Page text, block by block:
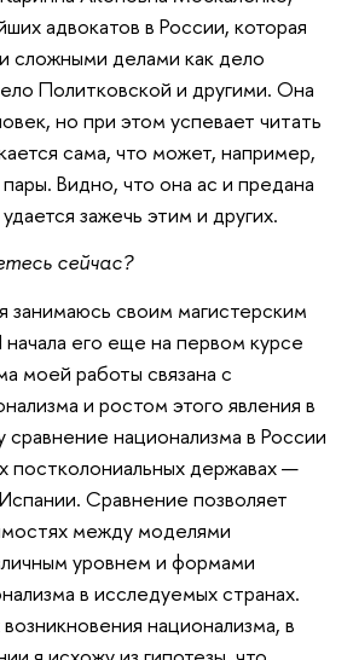
адвокатов в России, которая
сложными делами как дело
Политковской и другими. Она
но при этом успевает читать
сама, что может, например,
Видно, что она ас и предана
зажечь этим и других.
сейчас?
своим магистерским
его еще на первом курсе
моей работы связана с
и ростом этого явления в
национализма в России
постколониальных державах —
Сравнение позволяет
между моделями
уровнем и формами
в исследуемых странах.
национализма, в